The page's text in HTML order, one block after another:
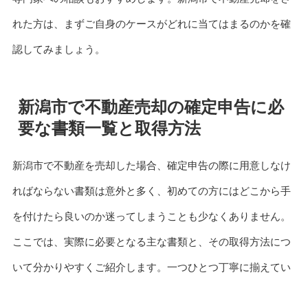
れた方は、まずご自身のケースがどれに当てはまるのかを確
認してみましょう。
新潟市で不動産売却の確定申告に必
要な書類一覧と取得方法
新潟市で不動産を売却した場合、確定申告の際に用意しなけ
ればならない書類は意外と多く、初めての方にはどこから手
を付けたら良いのか迷ってしまうことも少なくありません。
ここでは、実際に必要となる主な書類と、その取得方法につ
いて分かりやすくご紹介します。一つひとつ丁寧に揃えてい